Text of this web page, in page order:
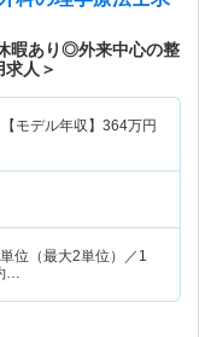
暇あり◎外来中心の整
人＞
【モデル年収】 364万円
位（最大2単位）／1
…